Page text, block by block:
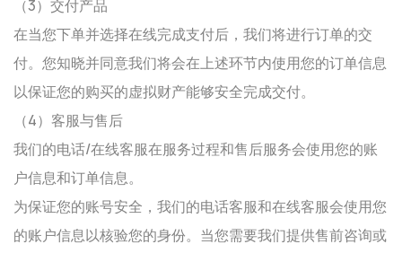
（3）交付产品
在当您下单并选择在线完成支付后，我们将进行订单的交
付。您知晓并同意我们将会在上述环节内使用您的订单信息
以保证您的购买的虚拟财产能够安全完成交付。
（4）客服与售后
我们的电话/在线客服在服务过程和售后服务会使用您的账
户信息和订单信息。
为保证您的账号安全，我们的电话客服和在线客服会使用您
的账户信息以核验您的身份。当您需要我们提供售前咨询或